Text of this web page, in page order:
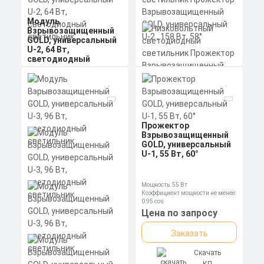
Модуль
Взрывозащищенный
GOLD, универсальный
U-2, 64 Вт,
светодиодный
Мощность: 64 Вт
Коэффициент мощности не менее:
0,95 cos
Материал корпуса:
Экструдированный
алюминиевый профиль
(анодированный), рассеиватель
поликарбонат
Цена по запросу
Заказать
Скачать
КП
Низковольтный
светодиодный
светильник
Прожектор
Взрывозащищенный
GOLD, универсальный
U-2 , 158 Вт, 58°
Мощность: 158 Вт
Коэффициент мощности не менее:
0,95 cos
Материал корпуса:
(анодированный), вторичная
оптика из акрила (ПММА) с
силиконовой прокладкой.
Заказать
КП
Прожектор
Взрывозащищенный
GOLD, универсальный
U-1, 55 Вт, 60°
Мощность: 55 Вт
Коэффициент мощности не менее:
0,95 cos
Материал корпуса:
Экструдированный
алюминиевый профиль
(анодированный), вторичная
оптика из акрила (ПММА) с
силиконовой прокладкой.
Цена по запросу
Заказать
Скачать